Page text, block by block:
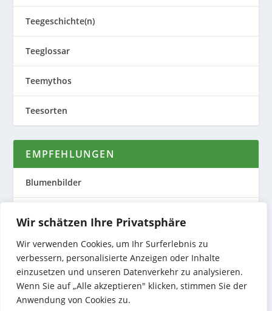
Wir schätzen Ihre Privatsphäre
Wir verwenden Cookies, um Ihr Surferlebnis zu
verbessern, personalisierte Anzeigen oder Inhalte
einzusetzen und unseren Datenverkehr zu analysieren.
Wenn Sie auf „Alle akzeptieren" klicken, stimmen Sie der
Anwendung von Cookies zu.
Teegeschichte(n)
Teeglossar
Teemythos
Teesorten
EMPFEHLUNGEN
Blumenbilder
Nature to Print
Preiswerte Produktfotos